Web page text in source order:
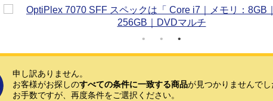
申し訳ありません。
お客様がお探しのすべての条件に一致する商品が見つかりませんでし
お手数ですが、再度条件をご選択ください。